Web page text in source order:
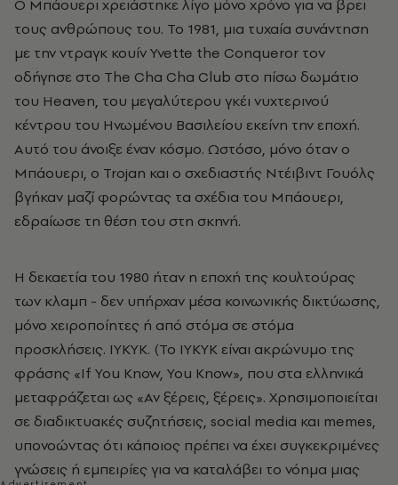
Ο Μπάουερι χρειάστηκε λίγο μόνο χρόνο για να βρει
τους ανθρώπους του. Το 1981, μια τυχαία συνάντηση
με την ντραγκ κουίν Yvette the Conqueror τον
οδήγησε στο The Cha Cha Club στο πίσω δωμάτιο
του Heaven, του μεγαλύτερου γκέι νυχτερινού
κέντρου του Ηνωμένου Βασιλείου εκείνη την εποχή.
Αυτό του άνοιξε έναν κόσμο. Ωστόσο, μόνο όταν ο
Μπάουερι, ο Trojan και ο σχεδιαστής Ντέιβιντ Γουόλς
βγήκαν μαζί φορώντας τα σχέδια του Μπάουερι,
εδραίωσε τη θέση του στη σκηνή.
Η δεκαετία του 1980 ήταν η εποχή της κουλτούρας
των κλαμπ - δεν υπήρχαν μέσα κοινωνικής δικτύωσης,
μόνο χειροποίητες ή από στόμα σε στόμα
προσκλήσεις. IYKYK. (Το IYKYK είναι ακρώνυμο της
φράσης «If You Know, You Know», που στα ελληνικά
μεταφράζεται ως «Αν ξέρεις, ξέρεις». Χρησιμοποιείται
σε διαδικτυακές συζητήσεις, social media και memes,
υπονοώντας ότι κάποιος πρέπει να έχει συγκεκριμένες
γνώσεις ή εμπειρίες για να καταλάβει το νόημα μιας